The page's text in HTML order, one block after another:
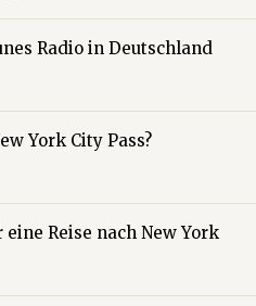
Radio in Deutschland
York City Pass?
eine Reise nach New York